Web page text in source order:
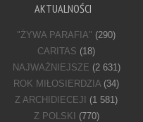
AKTUALNOŚCI
"ŻYWA PARAFIA" (290)
CARITAS (18)
NAJWAŻNIEJSZE (2 631)
ROK MIŁOSIERDZIA (34)
Z ARCHIDIECEJI
(1 581)
Z POLSKI
(770)